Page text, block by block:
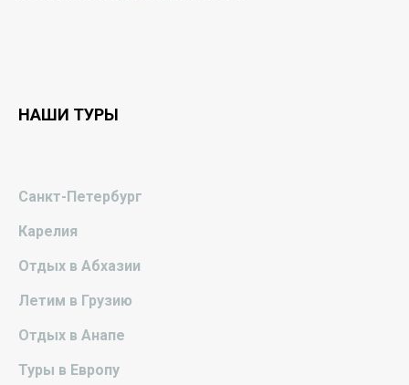
НАШИ ТУРЫ
Санкт-Петербург
Карелия
Отдых в Абхазии
Летим в Грузию
Отдых в Анапе
Туры в Европу